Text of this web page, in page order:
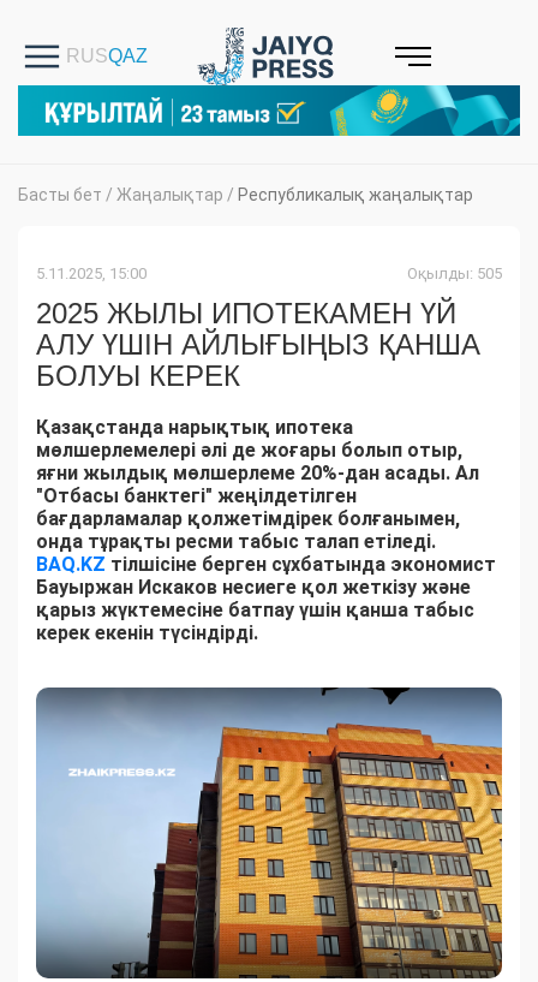
Басты бет / Жаңалықтар / Республикалық жаңалықтар
5.11.2025, 15:00 Оқылды: 505
2025 ЖЫЛЫ ИПОТЕКАМЕН ҮЙ
АЛУ ҮШІН АЙЛЫҒЫҢЫЗ ҚАНША
БОЛУЫ КЕРЕК
Қазақстанда нарықтық ипотека
мөлшерлемелері әлі де жоғары болып отыр,
яғни жылдық мөлшерлеме 20%-дан асады. Ал
"Отбасы банктегі" жеңілдетілген
бағдарламалар қолжетімдірек болғанымен,
онда тұрақты ресми табыс талап етіледі.
BAQ.KZ тілшісіне берген сұхбатында экономист
Бауыржан Искаков несиеге қол жеткізу және
қарыз жүктемесіне батпау үшін қанша табыс
керек екенін түсіндірді.